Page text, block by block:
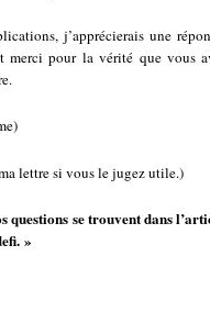
j’apprécierais une
pour la vérité que vous
lettre si vous le jugez utile.)
questions se trouvent dans
»